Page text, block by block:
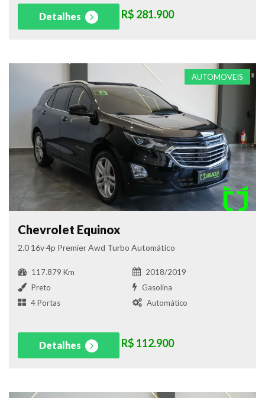
Detalhes R$ 281.900
AUTOMOVEIS
Chevrolet Equinox
2.0 16v 4p Premier Awd Turbo Automático
117.879 Km
2018/2019
Preto
Gasolina
4 Portas
Automático
Detalhes R$ 112.900